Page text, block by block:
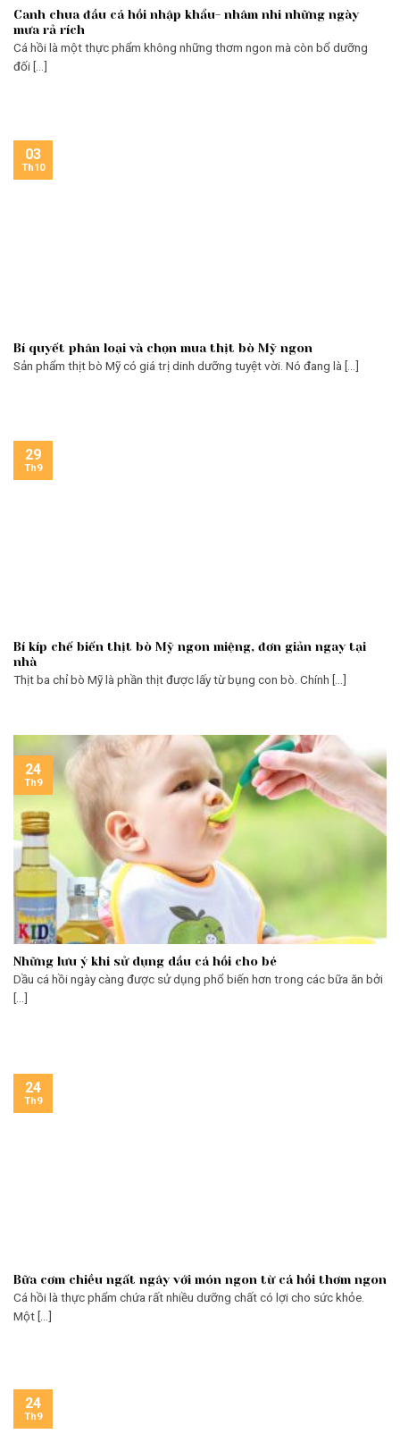
Canh chua đầu cá hồi nhập khẩu- nhâm nhi những ngày
mưa rả rích
Cá hồi là một thực phẩm không những thơm ngon mà còn bổ dưỡng
đối [...]
Bí quyết phân loại và chọn mua thịt bò Mỹ ngon
Sản phẩm thịt bò Mỹ có giá trị dinh dưỡng tuyệt vời. Nó đang là [...]
03
Th10
Bí kíp chế biến thịt bò Mỹ ngon miệng, đơn giản ngay tại
nhà
Thịt ba chỉ bò Mỹ là phần thịt được lấy từ bụng con bò. Chính [...]
29
Th9
Những lưu ý khi sử dụng dầu cá hồi cho bé
Dầu cá hồi ngày càng được sử dụng phổ biến hơn trong các bữa ăn bởi
[...]
24
Th9
Bữa cơm chiều ngất ngây với món ngon từ cá hồi thơm ngon
Cá hồi là thực phẩm chứa rất nhiều dưỡng chất có lợi cho sức khỏe.
Một [...]
24
Th9
24
Th9